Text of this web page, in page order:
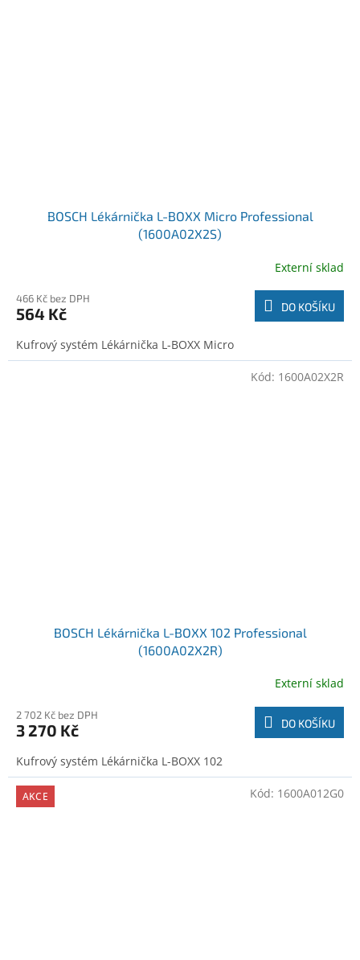
BOSCH Lékárnička L-BOXX Micro Professional
(1600A02X2S)
Externí sklad
466 Kč bez DPH
564 Kč DO KOŠÍKU
Kufrový systém Lékárnička L-BOXX Micro
BOSCH Lékárnička L-BOXX 102 Professional
(1600A02X2R)
Externí sklad
2 702 Kč bez DPH
3 270 Kč DO KOŠÍKU
Kufrový systém Lékárnička L-BOXX 102
Kód: 1600A02X2R
AKCE Kód: 1600A012G0